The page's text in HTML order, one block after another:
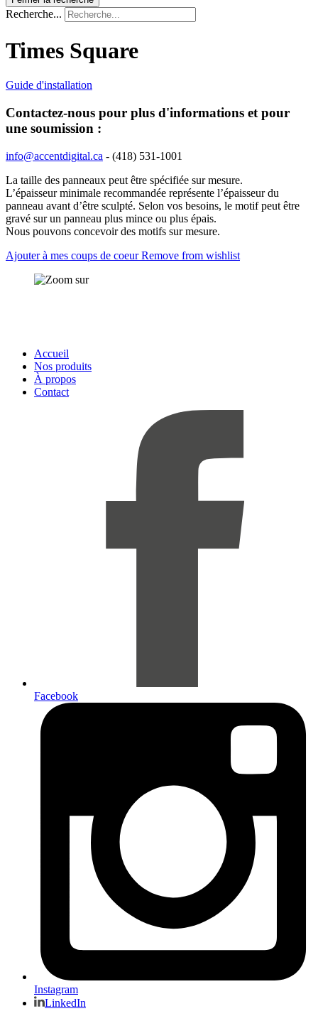
Recherche...
Times Square
Guide d'installation
Contactez-nous pour plus d'informations et pour
une soumission :
info@accentdigital.ca - (418) 531-1001
La taille des panneaux peut être spécifiée sur mesure.
L’épaisseur minimale recommandée représente l’épaisseur du
panneau avant d’être sculpté. Selon vos besoins, le motif peut être
gravé sur un panneau plus mince ou plus épais.
Nous pouvons concevoir des motifs sur mesure.
Ajouterà mes coups de coeur Remove from wishlist
Accueil
Nos produits
À propos
Contact
Facebook
Instagram
LinkedIn